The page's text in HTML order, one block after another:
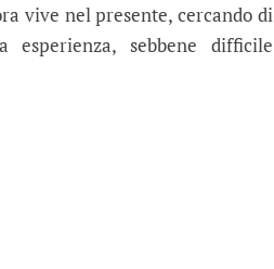
vive nel presente, cercando di
esperienza, sebbene difficile